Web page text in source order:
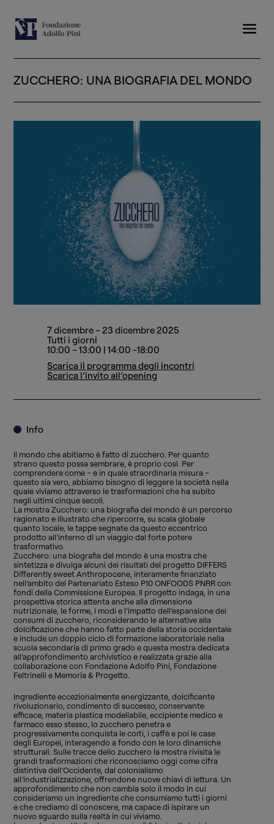
ZUCCHERO: UNA BIOGRAFIA DEL MONDO
7 dicembre – 23 dicembre 2025
Tutti i giorni
10:00 – 13:00 | 14:00 -18:00
Scarica il programma degli incontri
Scarica l’invito all’opening
Info
Il mondo che abitiamo è fatto di zucchero. Per quanto
strano questo possa sembrare, è proprio così. Per
comprendere come – e in quale straordinaria misura –
questo sia vero, abbiamo bisogno di leggere la società nella
quale viviamo attraverso le trasformazioni che ha subito
negli ultimi cinque secoli.
La mostra Zucchero: una biografia del mondo è un percorso
ragionato e illustrato che ripercorre, su scala globale
quanto locale, le tappe segnate da questo eccentrico
prodotto all’interno di un viaggio dal forte potere
trasformativo.
Zucchero: una biografia del mondo è una mostra che
sintetizza e divulga alcuni dei risultati del progetto DIFFERS
Differently sweet Anthropocene, interamente finanziato
nell’ambito del Partenariato Esteso P10 ONFOODS PNRR con
fondi della Commissione Europea. Il progetto indaga, in una
prospettiva storica attenta anche alla dimensione
nutrizionale, le forme, i modi e l’impatto dell’espansione dei
consumi di zucchero, riconsiderando le alternative alla
dolcificazione che hanno fatto parte della storia occidentale
e include un doppio ciclo di formazione laboratoriale nella
scuola secondaria di primo grado e questa mostra dedicata
all’approfondimento archivistico e realizzata grazie alla
collaborazione con Fondazione Adolfo Pini, Fondazione
Feltrinelli e Memoria & Progetto.
Ingrediente eccezionalmente energizzante, dolcificante
rivoluzionario, condimento di successo, conservante
efficace, materia plastica modellabile, eccipiente medico e
farmaco esso stesso, lo zucchero penetra e
progressivamente conquista le corti, i caffè e poi le case
degli Europei, interagendo a fondo con le loro dinamiche
strutturali. Sulle tracce dello zucchero la mostra rivisita le
grandi trasformazioni che riconosciamo oggi come cifra
distintiva dell’Occidente, dal colonialismo
all’industrializzazione, offrendone nuove chiavi di lettura. Un
approfondimento che non cambia solo il modo in cui
consideriamo un ingrediente che consumiamo tutti i giorni
e che crediamo di conoscere, ma capace di ispirare un
nuovo sguardo sulla realtà in cui viviamo.